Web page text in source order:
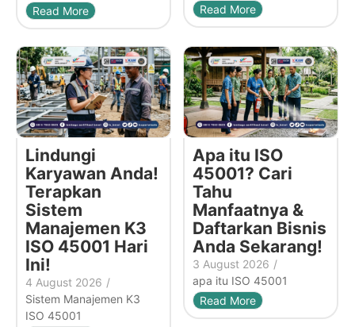
Read More
Read More
Lindungi
Karyawan Anda!
Terapkan
Sistem
Manajemen K3
ISO 45001 Hari
Ini!
4 August 2026 /
Sistem Manajemen K3
ISO 45001
Apa itu ISO
45001? Cari
Tahu
Manfaatnya &
Daftarkan Bisnis
Anda Sekarang!
3 August 2026 /
apa itu ISO 45001
Read More